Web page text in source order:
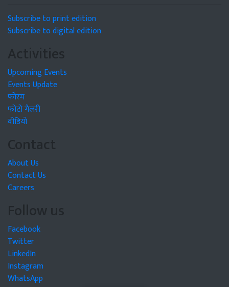
Subscribe to print edition
Subscribe to digital edition
Activities
Upcoming Events
Events Update
फोरम
फोटो गैलरी
वीडियो
Contact
About Us
Contact Us
Careers
Follow us
Facebook
Twitter
LinkedIn
Instagram
WhatsApp